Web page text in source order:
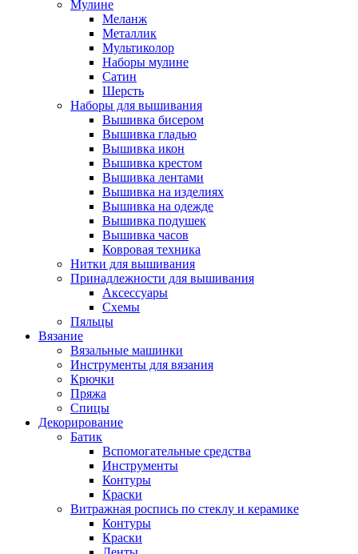
Мулине
Меланж
Металлик
Мультиколор
Наборы мулине
Сатин
Шерсть
Наборы для вышивания
Вышивка бисером
Вышивка гладью
Вышивка икон
Вышивка крестом
Вышивка лентами
Вышивка на изделиях
Вышивка на одежде
Вышивка подушек
Вышивка часов
Ковровая техника
Нитки для вышивания
Принадлежности для вышивания
Аксессуары
Схемы
Пяльцы
Вязание
Вязальные машинки
Инструменты для вязания
Крючки
Пряжа
Спицы
Декорирование
Батик
Вспомогательные средства
Инструменты
Контуры
Краски
Витражная роспись по стеклу и керамике
Контуры
Краски